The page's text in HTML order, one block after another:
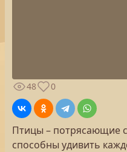
48
0
Птицы – потрясающие
способны удивить